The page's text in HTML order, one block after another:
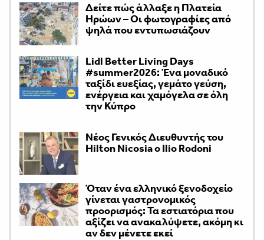
Δείτε πώς άλλαξε η Πλατεία
Ηρώων – Οι φωτογραφίες από
ψηλά που εντυπωσιάζουν
Lidl Better Living Days
#summer2026: Ένα μοναδικό
ταξίδι ευεξίας, γεμάτο γεύση,
ενέργεια και χαμόγελα σε όλη
την Κύπρο
Νέος Γενικός Διευθυντής του
Hilton Nicosia ο Ilio Rodoni
Όταν ένα ελληνικό ξενοδοχείο
γίνεται γαστρονομικός
προορισμός: Τα εστιατόρια που
αξίζει να ανακαλύψετε, ακόμη κι
αν δεν μένετε εκεί